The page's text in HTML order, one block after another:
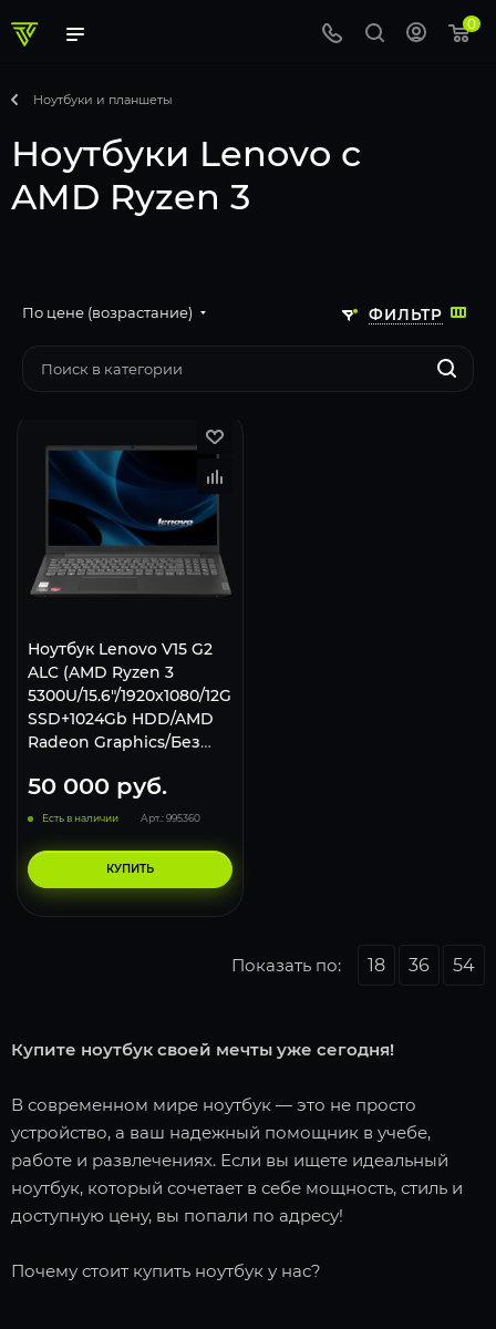
0
Ноутбуки и планшеты
Ноутбуки Lenovo с
AMD Ryzen 3
ФИЛЬТР
По цене (возрастание)
Ноутбук Lenovo V15 G2
ALC (AMD Ryzen 3
5300U/15.6"/1920x1080/12GB/512gb
SSD+1024Gb HDD/AMD
Radeon Graphics/Без
черный
50 000 руб.
Есть в наличии Арт.: 995360
КУПИТЬ
Показать по: 18 36 54
Купите ноутбук своей мечты уже сегодня!
В современном мире ноутбук — это не просто
устройство, а ваш надежный помощник в учебе,
работе и развлечениях. Если вы ищете идеальный
ноутбук, который сочетает в себе мощность, стиль и
доступную цену, вы попали по адресу!
Почему стоит купить ноутбук у нас?